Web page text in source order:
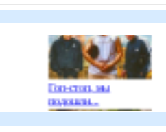
Гоп-стоп, мы
подошли...